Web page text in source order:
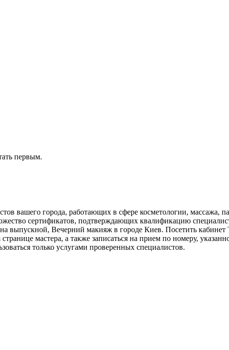
первым.
вашего города, работающих в сфере косметологии, массажа,
сертификатов, подтверждающих квалификацию
Вечерний макияж в городе Киев. Посетить кабинет
мастера, а также записаться на прием по номеру,
только услугами проверенных специалистов.